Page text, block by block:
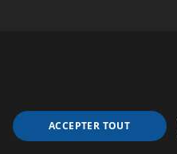
sécurisé via
ACCEPTER TOUT